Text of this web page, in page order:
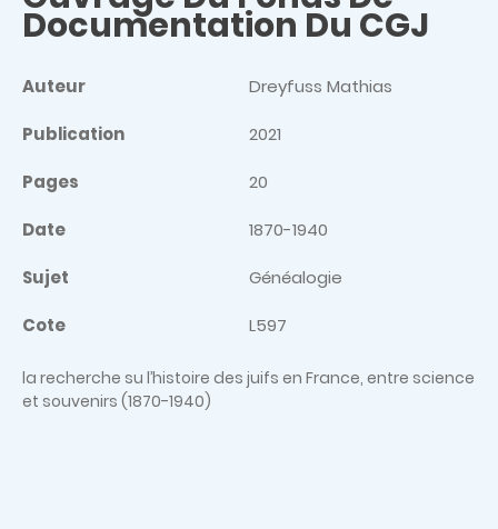
Documentation Du CGJ
Auteur Dreyfuss Mathias
Publication 2021
Pages 20
Date 1870-1940
Sujet Généalogie
Cote L597
la recherche su l’histoire des juifs en France, entre science
et souvenirs (1870-1940)